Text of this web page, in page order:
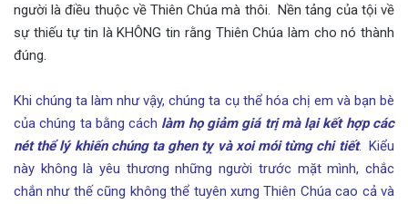
người là điều thuộc về Thiên Chúa mà thôi. Nền tảng của tội về
sự thiếu tự tin là KHÔNG tin rằng Thiên Chúa làm cho nó thành
đúng.
Khi chúng ta làm như vậy, chúng ta cụ thể hóa chị em và bạn bè
của chúng ta bằng cách làm họ giảm giá trị mà lại kết hợp các
nét thể lý khiến chúng ta ghen tỵ và xoi mói từng chi tiết. Kiểu
này không là yêu thương những người trước mặt mình, chắc
chắn như thế cũng không thể tuyên xưng Thiên Chúa cao cả và